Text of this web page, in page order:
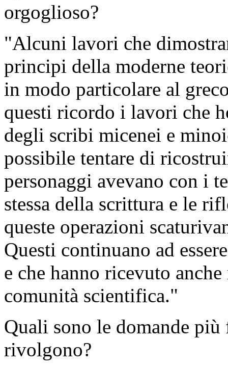
orgoglioso?
"Alcuni lavori che
principi della moderne
in modo particolare al
questi ricordo i lavori che
degli scribi micenei e
possibile tentare di
personaggi avevano con i
stessa della scrittura e le
queste operazioni
Questi continuano ad
e che hanno ricevuto
comunità scientifica."
Quali sono le domande
rivolgono?